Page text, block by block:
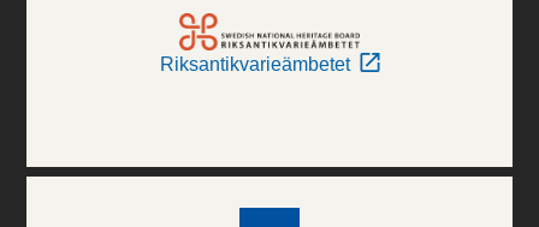
Riksantikvarieämbetet